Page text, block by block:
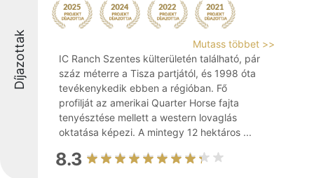
Díjazottak
Mutass többet >>
IC Ranch Szentes külterületén található, pár
száz méterre a Tisza partjától, és 1998 óta
tevékenykedik ebben a régióban. Fő
profilját az amerikai Quarter Horse fajta
tenyésztése mellett a western lovaglás
oktatása képezi. A mintegy 12 hektáros ...
8.3